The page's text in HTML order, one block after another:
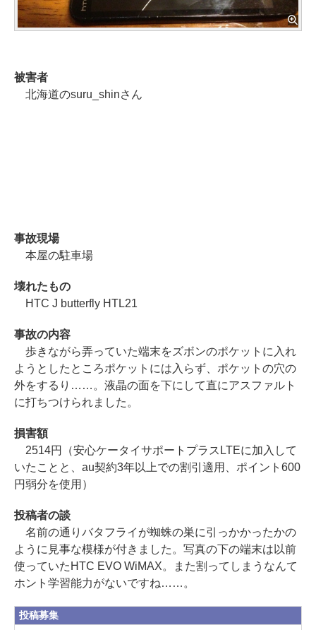
被害者
北海道のsuru_shinさん
事故現場
本屋の駐車場
壊れたもの
HTC J butterfly HTL21
事故の内容
歩きながら弄っていた端末をズボンのポケットに入れ
ようとしたところポケットには入らず、ポケットの穴の
外をするり……。液晶の面を下にして直にアスファルト
に打ちつけられました。
損害額
2514円（安心ケータイサポートプラスLTEに加入して
いたことと、au契約3年以上での割引適用、ポイント600
円弱分を使用）
投稿者の談
名前の通りバタフライが蜘蛛の巣に引っかかったかの
ように見事な模様が付きました。写真の下の端末は以前
使っていたHTC EVO WiMAX。また割ってしまうなんて
ホント学習能力がないですね……。
投稿募集